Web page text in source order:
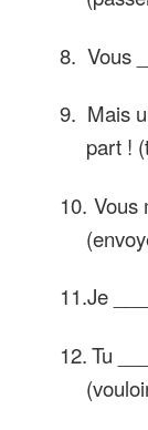
8. Vous
9. Mais
part !
10. Vous
11.Je
12.Tu